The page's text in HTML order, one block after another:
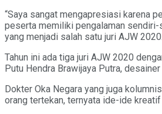
“Saya sangat mengapresiasi karena
peserta memiliki pengalaman sendiri-
yang menjadi salah satu juri AJW 2020.
Tahun ini ada tiga juri AJW 2020
Putu Hendra Brawijaya Putra,
Dokter Oka Negara yang juga
orang tertekan, ternyata ide-ide kreatif